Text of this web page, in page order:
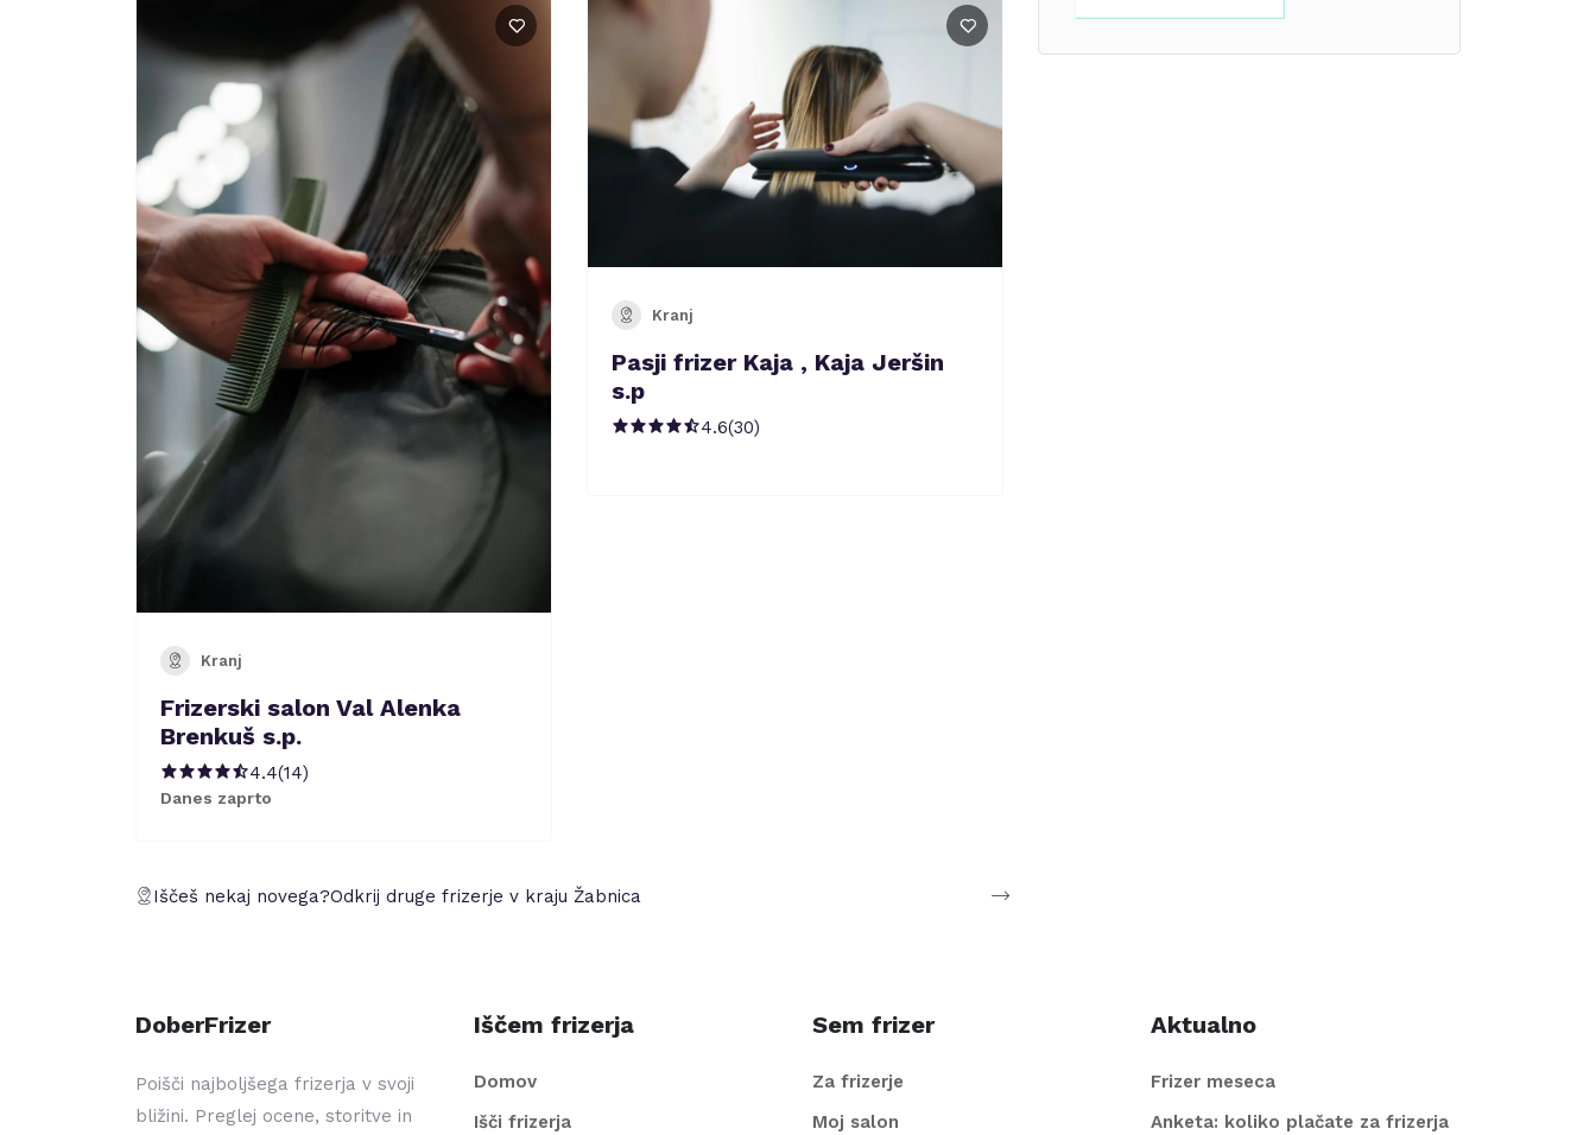
Kranj
Frizerski salon Val Alenka
Brenkuš s.p.
4.4(14)
Danes zaprto
Kranj
Pasji frizer Kaja , Kaja Jeršin
s.p
4.6(30)
Iščeš nekaj novega?Odkrij druge frizerje v kraju Žabnica
DoberFrizer
Poišči najboljšega frizerja v svoji
bližini. Preglej ocene, storitve in
Iščem frizerja
Domov
Išči frizerja
Sem frizer
Za frizerje
Moj salon
Aktualno
Frizer meseca
Anketa: koliko plačate za frizerja